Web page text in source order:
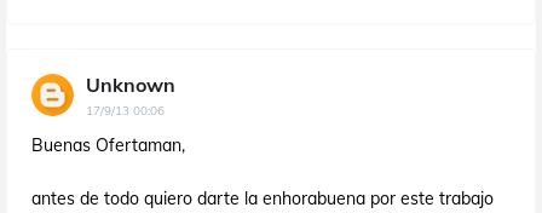
Unknown
17/9/13 00:06
Buenas Ofertaman,
antes de todo quiero darte la enhorabuena por este trabajo